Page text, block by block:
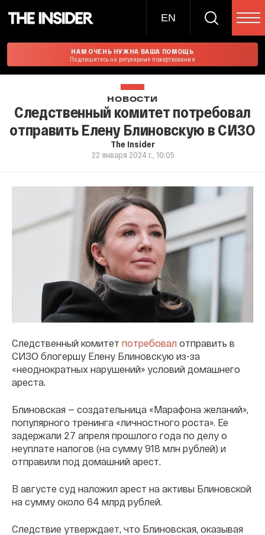
EN
НАМ ОЧЕНЬ НУЖНА ВАША ПОМОЩЬ
Подпишитесь на регулярные пожертвования
НОВОСТИ
Следственный комитет потребовал
отправить Елену Блиновскую в СИЗО
The Insider
22 января 2024 г., 10:05
Следственный комитет потребовал отправить в
СИЗО блогершу Елену Блиновскую из-за
«неоднократных нарушений» условий домашнего
ареста.
Блиновская — создательница «Марафона желаний»,
популярного тренинга «личностного роста». Ее
задержали 27 апреля прошлого года по делу о
неуплате налогов (на сумму 918 млн рублей) и
отправили под домашний арест.
В августе суд наложил арест на активы Блиновской
на сумму около 64 млрд рублей.
Следствие утверждает, что Блиновская, оказывая